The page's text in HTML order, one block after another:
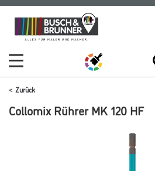
Zum
Inhalt
Zum
Navigationsmenü
Zurück
Collomix Rührer MK 120 HF